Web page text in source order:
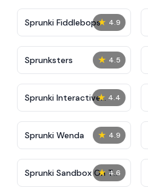
★ 4.9
Sprunki Fiddlebops
★ 4.5
Sprunksters
★ 4.4
Sprunki Interactive
Tunner
★ 4.9
Sprunki Wenda
★ 4.6
Sprunki Sandbox On The
Moon